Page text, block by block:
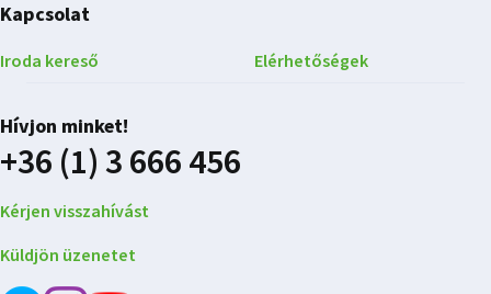
Kapcsolat
Iroda kereső Elérhetőségek
Hívjon minket!
+36 (1) 3 666 456
Kérjen visszahívást
Küldjön üzenetet